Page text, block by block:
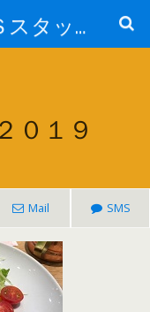
ＨＯＭＥＷＯＲＫＳスタッフ日記ブログ
０１９
Mail SMS